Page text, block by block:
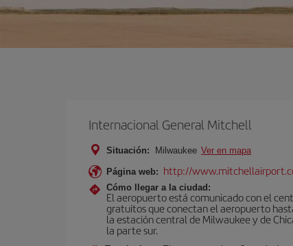
Internacional General Mitchell
Situación: Milwaukee Ver en mapa
Página web: http://
Cómo llegar a la ciudad:
El aeropuerto está comunicado con el
gratuitos que conectan el aeropuerto
la estación central de Milwaukee y de
la parte sur.